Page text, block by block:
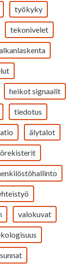
työkyky
tekonivelet
heikot signaalit
tiedotus
älytalot
valokuvat